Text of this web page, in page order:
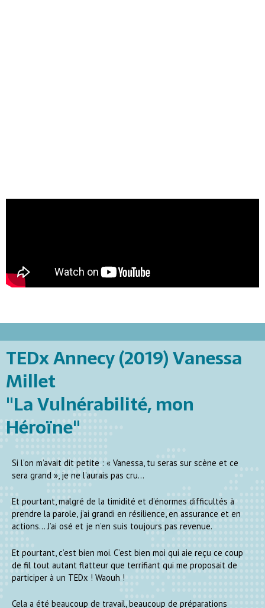
TEDx Annecy (2019) Vanessa
Millet
"La Vulnérabilité, mon
Héroïne"
Si l’on m’avait dit petite : « Vanessa, tu seras sur scène et ce
sera grand », je ne l’aurais pas cru…
Et pourtant, malgré de la timidité et d’énormes difficultés à
prendre la parole, j’ai grandi en résilience, en assurance et en
actions… J’ai osé et je n’en suis toujours pas revenue.
Et pourtant, c’est bien moi. C’est bien moi qui aie reçu ce coup
de fil tout autant flatteur que terrifiant qui me proposait de
participer à un TEDx ! Waouh !
Cela a été beaucoup de travail, beaucoup de préparations